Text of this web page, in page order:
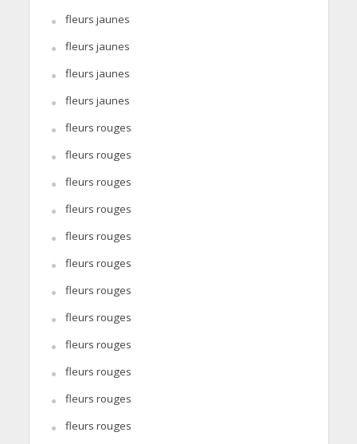
fleurs jaunes
fleurs jaunes
fleurs jaunes
fleurs jaunes
fleurs rouges
fleurs rouges
fleurs rouges
fleurs rouges
fleurs rouges
fleurs rouges
fleurs rouges
fleurs rouges
fleurs rouges
fleurs rouges
fleurs rouges
fleurs rouges